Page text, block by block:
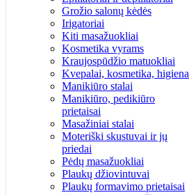
Grožio salonų kėdės
Irigatoriai
Kiti masažuokliai
Kosmetika vyrams
Kraujospūdžio matuokliai
Kvepalai, kosmetika, higiena
Manikiūro stalai
Manikiūro, pedikiūro
prietaisai
Masažiniai stalai
Moteriški skustuvai ir jų
priedai
Pėdų masažuokliai
Plaukų džiovintuvai
Plaukų formavimo prietaisai